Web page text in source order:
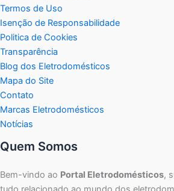
Termos de Uso
Isenção de Responsabilidade
Politica de Cookies
Transparência
Blog dos Eletrodomésticos
Mapa do Site
Contato
Marcas Eletrodomésticos
Notícias
Quem Somos
Bem-vindo ao Portal Eletrodomésticos,